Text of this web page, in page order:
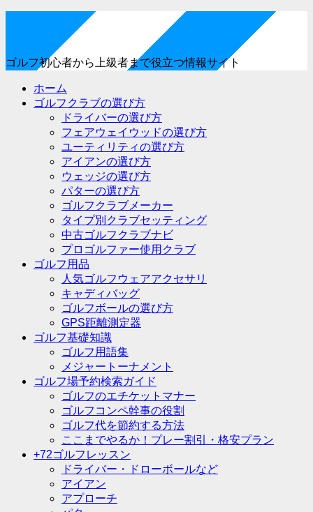
ゴルフ初心者から上級者まで役立つ情報サイト
ホーム
ゴルフクラブの選び方
ドライバーの選び方
フェアウェイウッドの選び方
ユーティリティの選び方
アイアンの選び方
ウェッジの選び方
パターの選び方
ゴルフクラブメーカー
タイプ別クラブセッティング
中古ゴルフクラブナビ
プロゴルファー使用クラブ
ゴルフ用品
人気ゴルフウェアアクセサリ
キャディバッグ
ゴルフボールの選び方
GPS距離測定器
ゴルフ基礎知識
ゴルフ用語集
メジャートーナメント
ゴルフ場予約検索ガイド
ゴルフのエチケットマナー
ゴルフコンペ幹事の役割
ゴルフ代を節約する方法
ここまでやるか！プレー割引・格安プラン
+72ゴルフレッスン
ドライバー・ドローボールなど
アイアン
アプローチ